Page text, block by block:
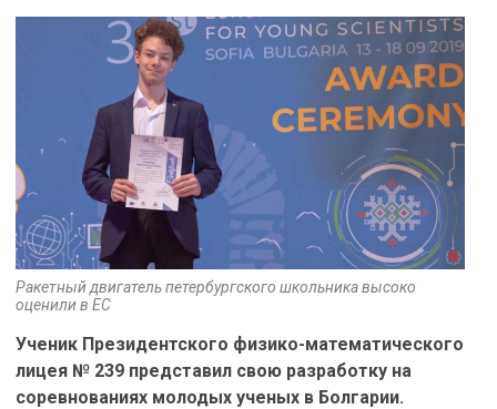
Ракетный двигатель петербургского школьника высоко
оценили в ЕС
Ученик Президентского физико-математического
лицея № 239 представил свою разработку на
соревнованиях молодых ученых в Болгарии.